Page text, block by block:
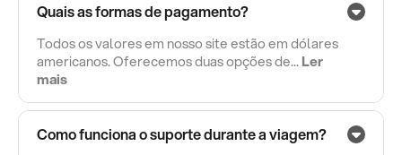
Quais as formas de pagamento?
Todos os valores em nosso site estão em dólares
americanos. Oferecemos duas opções de...Ler
mais
Como funciona o suporte durante a viagem?